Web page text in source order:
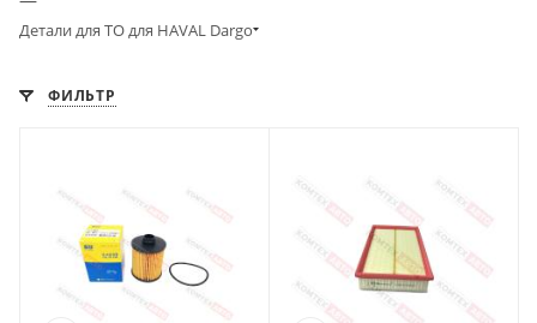
Детали для ТО для HAVAL Dargo
ФИЛЬТР